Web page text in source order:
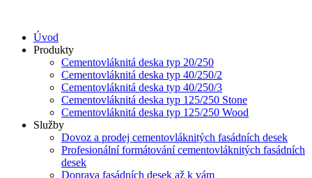
Úvod
Produkty
Cementovláknitá deska typ 20/250
Cementovláknitá deska typ 40/250/2
Cementovláknitá deska typ 40/250/3
Cementovláknitá deska typ 125/250 Stone
Cementovláknitá deska typ 125/250 Wood
Služby
Dovoz a prodej cementovláknitých fasádních desek
Profesionální formátování cementovláknitých fasádních
desek
Doprava fasádních desek až k vám